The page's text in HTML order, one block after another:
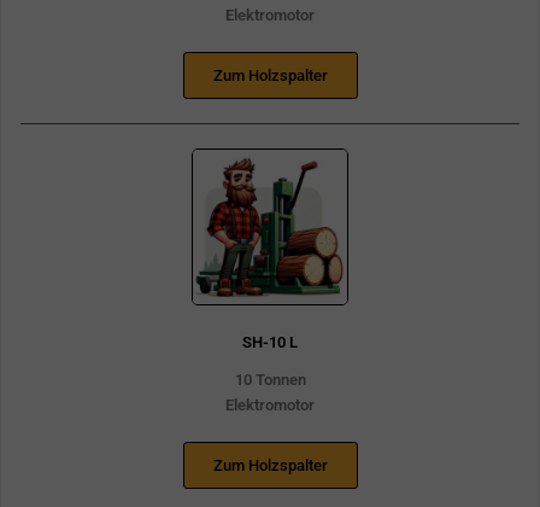
Elektromotor
Zum Holzspalter
SH-10 L
10 Tonnen
Elektromotor
Zum Holzspalter